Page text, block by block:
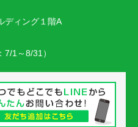
ディング１階A
1～8/31）